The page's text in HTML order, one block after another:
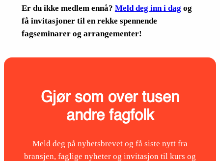
Er du ikke medlem ennå? Meld deg inn i dag og
få invitasjoner til en rekke spennende
fagseminarer og arrangementer!
Gjør som over tusen
andre fagfolk
Meld deg på nyhetsbrevet og få siste nytt fra
bransjen, faglige nyheter og invitasjon til kurs og